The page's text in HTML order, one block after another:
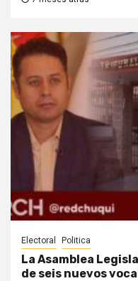
Electoral Politica
La Asamblea
de seis nuevos